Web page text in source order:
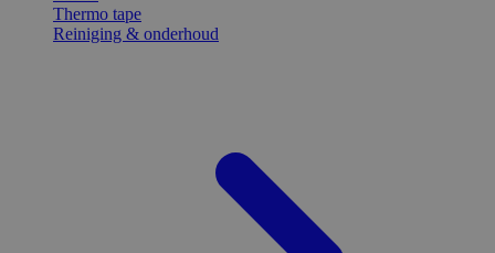
Thermo tape
Reiniging & onderhoud